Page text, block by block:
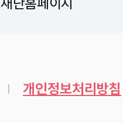
개인정보처리방침